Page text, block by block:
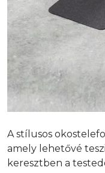
A stílusos
amely lehetővé
keresztben a